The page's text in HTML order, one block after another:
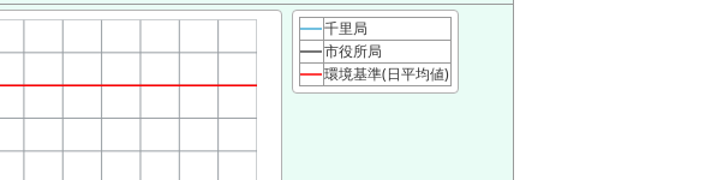
千里局
市役所局
環境基準(日平均値)